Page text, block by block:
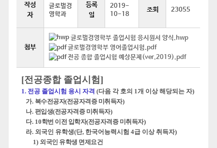
작성
자
글로벌경
영학과
등록
일
2019-
10-18
조회 23055
첨부
글로벌경영학부 졸업시험 응시원서 양식.hwp
글로벌경영학부 영어졸업시험.pdf
전공 종합 졸업시험 예상문제(ver.2019).pdf
[전공종합 졸업시험]
1. 전공 졸업시험 응시 자격(다음 각 호의 1개 이상 해당되는 자)
가. 복수전공자(전공자격증 미취득자)
나. 편입생(전공자격증 미취득자)
다. 10학번 이전 입학자(전공자격증 미취득자)
라. 외국인 유학생(단, 한국어능력시험4급 이상 취득자)
1) 외국인 유학생 면제요건